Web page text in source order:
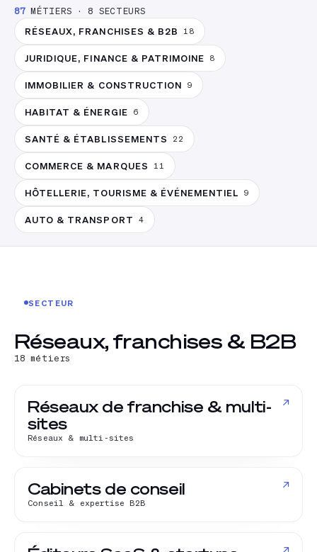
87 MÉTIERS · 8 SECTEURS
RÉSEAUX, FRANCHISES & B2B 18
JURIDIQUE, FINANCE & PATRIMOINE 8
IMMOBILIER & CONSTRUCTION 9
HABITAT & ÉNERGIE 6
SANTÉ & ÉTABLISSEMENTS 22
COMMERCE & MARQUES 11
HÔTELLERIE, TOURISME & ÉVÉNEMENTIEL 9
AUTO & TRANSPORT 4
SECTEUR
Réseaux, franchises & B2B
18 métiers
Réseaux de franchise & multi-
sites
Réseaux & multi-sites
↗
Cabinets de conseil
Conseil & expertise B2B
↗